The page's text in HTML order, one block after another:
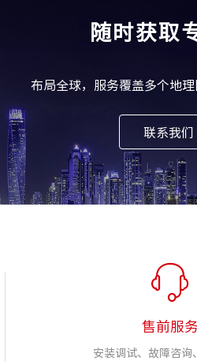
随时获取
布局全球，服务覆盖多个地
联系我们
售前服务
安装调试、故障咨询